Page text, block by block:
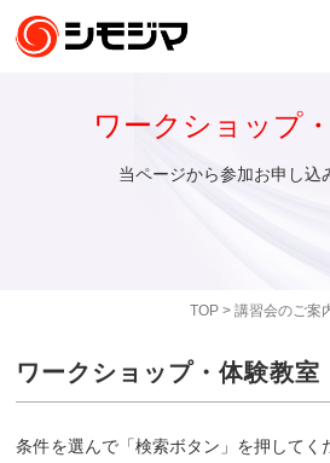
TOP> 講習会のご案
ワークショップ
当ページから参加お申し込
ワークショップ・体験教室
条件を選んで「検索ボタン」を押してく